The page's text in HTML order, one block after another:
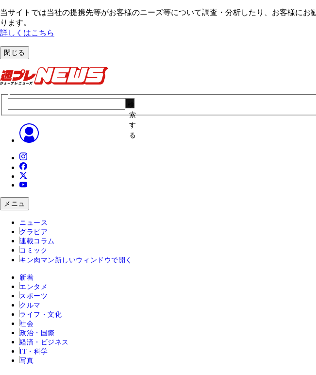
当サイトでは当社の提携先等がお客様のニーズ等について調査・分析したり、お客様にお
ります。
詳しくはこちら
閉じる
索
す
る
メニュ
ニュース
グラビア
連載コラム
コミック
キン肉マン 新しいウィンドウで開く
新着
エンタメ
スポーツ
クルマ
ライフ・文化
社会
政治・国際
経済・ビジネス
IT・科学
写真